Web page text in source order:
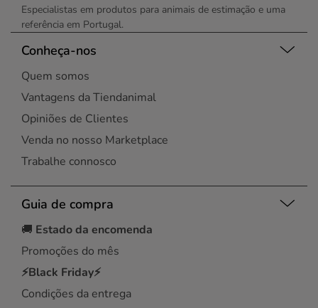
Especialistas em produtos para animais de estimação e uma
referência em Portugal.
Conheça-nos
Quem somos
Vantagens da Tiendanimal
Opiniões de Clientes
Venda no nosso Marketplace
Trabalhe connosco
Guia de compra
🚚 Estado da encomenda
Promoções do mês
⚡Black Friday⚡
Condições da entrega